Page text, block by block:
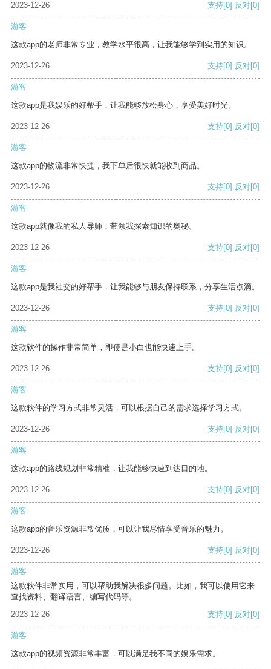
2023-12-26 支持[0] 反对[0]
游客
这款app的老师非常专业，教学水平很高，让我能够学到实用的知识。
2023-12-26 支持[0] 反对[0]
游客
这款app是我娱乐的好帮手，让我能够放松身心，享受美好时光。
2023-12-26 支持[0] 反对[0]
游客
这款app的物流非常快捷，我下单后很快就能收到商品。
2023-12-26 支持[0] 反对[0]
游客
这款app就像我的私人导师，带领我探索知识的奥秘。
2023-12-26 支持[0] 反对[0]
游客
这款app是我社交的好帮手，让我能够与朋友保持联系，分享生活点滴。
2023-12-26 支持[0] 反对[0]
游客
这款软件的操作非常简单，即使是小白也能快速上手。
2023-12-26 支持[0] 反对[0]
游客
这款软件的学习方式非常灵活，可以根据自己的需求选择学习方式。
2023-12-26 支持[0] 反对[0]
游客
这款app的路线规划非常精准，让我能够快速到达目的地。
2023-12-26 支持[0] 反对[0]
游客
这款app的音乐资源非常优质，可以让我尽情享受音乐的魅力。
2023-12-26 支持[0] 反对[0]
游客
这款软件非常实用，可以帮助我解决很多问题。比如，我可以使用它来
查找资料、翻译语言、编写代码等。
2023-12-26
支持[0] 反对[0]
游客
这款app的视频资源非常丰富，可以满足我不同的娱乐需求。